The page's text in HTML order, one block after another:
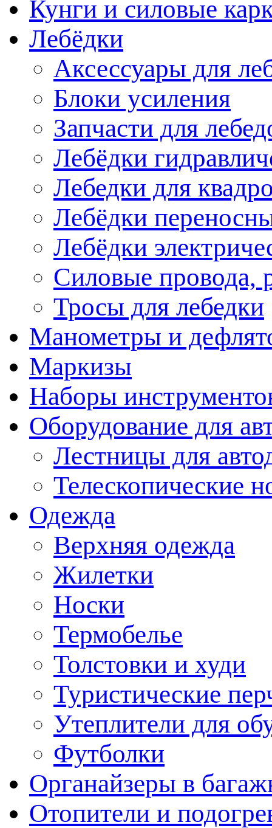
Кунги и силовые
Лебёдки
Аксессуары для
Блоки усиления
Запчасти для
Лебёдки
Лебедки для
Лебёдки
Лебёдки
Силовые провода,
Тросы для лебедки
Манометры и
Маркизы
Наборы
Оборудование для
Лестницы для
Телескопические
Одежда
Верхняя одежда
Жилетки
Носки
Термобелье
Толстовки и худи
Туристические
Утеплители для
Футболки
Органайзеры в
Отопители и